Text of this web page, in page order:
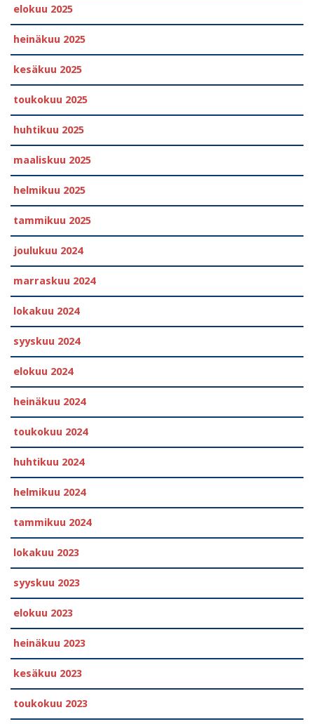
elokuu 2025
heinäkuu 2025
kesäkuu 2025
toukokuu 2025
huhtikuu 2025
maaliskuu 2025
helmikuu 2025
tammikuu 2025
joulukuu 2024
marraskuu 2024
lokakuu 2024
syyskuu 2024
elokuu 2024
heinäkuu 2024
toukokuu 2024
huhtikuu 2024
helmikuu 2024
tammikuu 2024
lokakuu 2023
syyskuu 2023
elokuu 2023
heinäkuu 2023
kesäkuu 2023
toukokuu 2023